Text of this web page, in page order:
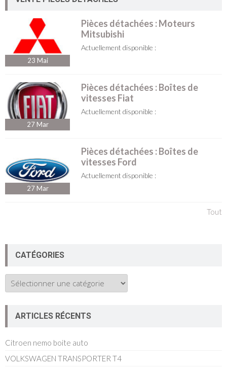
23 Mai
Pièces détachées : Moteurs
Mitsubishi
Actuellement disponible :
27 Mar
Pièces détachées : Boîtes de
vitesses Fiat
Actuellement disponible :
27 Mar
Pièces détachées : Boîtes de
vitesses Ford
Actuellement disponible :
Tout
CATÉGORIES
Catégories
ARTICLES RÉCENTS
Citroen nemo boite auto
VOLKSWAGEN TRANSPORTER T4